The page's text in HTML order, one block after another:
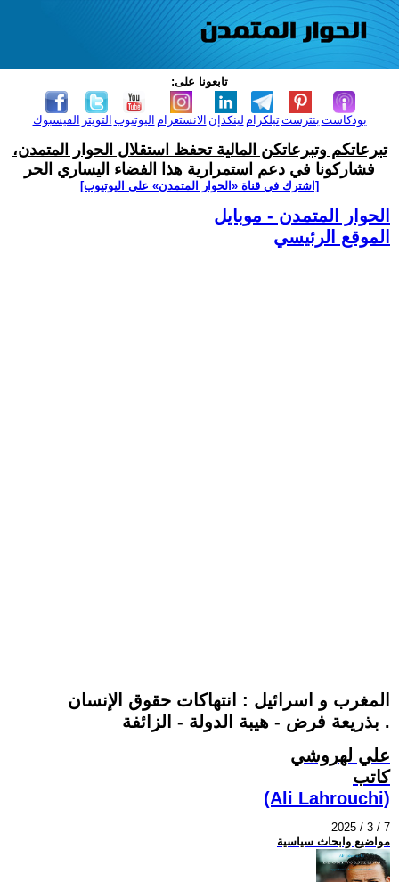
تابعونا على:
الفيسبوك التويتر اليوتيوب الانستغرام لينكدإن تيلكرامبنترست بودكاست
تبرعاتكم وتبرعاتكن المالية تحفظ استقلال الحوار المتمدن،
فشاركونا في دعم استمرارية هذا الفضاء اليساري الحر
[اشترك في قناة ‫«الحوار المتمدن» على اليوتيوب]
الحوار المتمدن - موبايل
الموقع الرئيسي
المغرب و اسرائيل : انتهاكات حقوق الإنسان
بذريعة فرض - هيبة الدولة - الزائفة .
علي لهروشي
كاتب
(Ali Lahrouchi)
2025 / 3 / 7
مواضيع وابحاث سياسية